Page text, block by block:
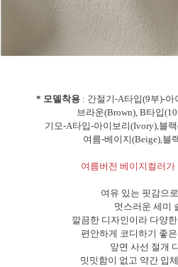
* 모델착용 : 간절기-A타입(9부)-아
브라운(Brown), B타입
기모-A타입-아이보리(Ivory),블랙
여름-베이지(Beige),블
여름버전 베이지컬러가
여유 있는 핏감으
멋스러운 세미
깔끔한 디자인이라 다양
편안하게 코디하기 좋
앞면 사선 절개
밋밋함이 없고 약간 입